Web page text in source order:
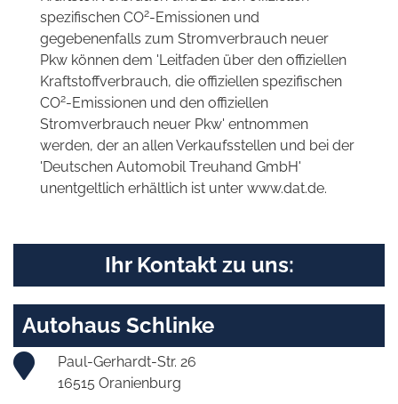
spezifischen CO2-Emissionen und
gegebenenfalls zum Stromverbrauch neuer
Pkw können dem 'Leitfaden über den offiziellen
Kraftstoffverbrauch, die offiziellen spezifischen
CO2-Emissionen und den offiziellen
Stromverbrauch neuer Pkw' entnommen
werden, der an allen Verkaufsstellen und bei der
'Deutschen Automobil Treuhand GmbH'
unentgeltlich erhältlich ist unter www.dat.de.
Ihr Kontakt zu uns:
Autohaus Schlinke
Paul-Gerhardt-Str. 26
16515 Oranienburg